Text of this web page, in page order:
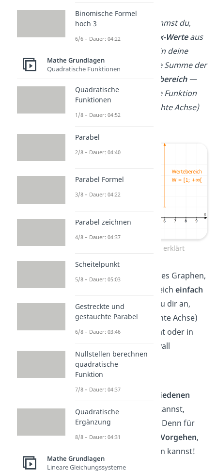
Den Wertebereich bekommst du,
wenn du allemöglichen x-Werteaus
in deine
Funktionf(x)
einsetzt. Die Summe der
Wertebereich—
also alle Zahlen, die deine Funktion
(senkrechte Achse)
annehmen kann.
Wertebereich einfach erklärt
Hast du eine Abbildung des Graphen,
kannst du den Wertebereich einfach
ablesen.Dafür schaust du dir an,
welche y-Werte (senkrechte Achse)
deineFunktion
insgesamt oder in
einem bestimmten Intervall
annehmen kann.
Wertebereich bei verschiedenen
Funktionenbestimmen kannst,
schauen wir uns jetzt an. Denn für
jede Funktion gibt es ein Vorgehen,
das du dir einfach merken kannst!
Binomische Formel
hoch 3
6/6 – Dauer: 04:22
Mathe Grundlagen
Quadratische Funktionen
Quadratische
Funktionen
1/8 – Dauer: 04:52
Parabel
2/8 – Dauer: 04:40
Parabel Formel
3/8 – Dauer: 04:22
Parabel zeichnen
4/8 – Dauer: 04:37
Scheitelpunkt
5/8 – Dauer: 05:03
Gestreckte und
gestauchte Parabel
6/8 – Dauer: 03:46
Nullstellen berechnen
quadratische
Funktion
7/8 – Dauer: 04:37
Quadratische
Ergänzung
8/8 – Dauer: 04:31
Mathe Grundlagen
Lineare Gleichungssysteme